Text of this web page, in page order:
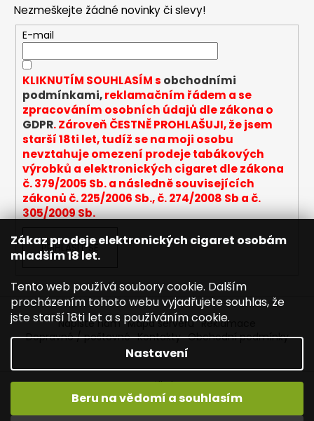
Zákaz prodeje elektronických cigaret osobám
mladším 18 let.
Tento web používá soubory cookie. Dalším
procházením tohoto webu vyjadřujete souhlas, že
jste starší 18ti let a s používáním cookie.
Nastavení
Beru na vědomí a souhlasím
a
c
í
p
r
v
k
y
v
ý
p
i
s
u
Nezmeškejte žádné novinky či slevy!
E-mail
KLIKNUTÍM SOUHLASÍM s obchodními
podmínkami,reklamačním řádem a se
zpracováním osobních údajů dle zákona o
GDPR. Zároveň ČESTNĚ PROHLAŠUJI, že jsem
starší 18ti let, tudíž se na moji osobu
nevztahuje omezení prodeje tabákových
výrobků a elektronických cigaret dle zákona
č. 379/2005 Sb. a následně souvisejících
zákonů č. 225/2006 Sb., č. 274/2008 Sb a č.
305/2009 Sb.
PŘIHLÁSIT SE
Napište nám Mapa serveru Reklamace
Dopravné / poštovné Kontakty Obchodní podmínky
Vytvořil Shoptet
Copyright 2026Joyetech - Značkové elektronické